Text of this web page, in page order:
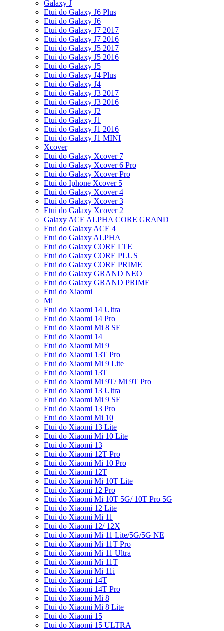
Galaxy J
Etui do Galaxy J6 Plus
Etui do Galaxy J6
Etui do Galaxy J7 2017
Etui do Galaxy J7 2016
Etui do Galaxy J5 2017
Etui do Galaxy J5 2016
Etui do Galaxy J5
Etui do Galaxy J4 Plus
Etui do Galaxy J4
Etui do Galaxy J3 2017
Etui do Galaxy J3 2016
Etui do Galaxy J2
Etui do Galaxy J1
Etui do Galaxy J1 2016
Etui do Galaxy J1 MINI
Xcover
Etui do Galaxy Xcover 7
Etui do Galaxy Xcover 6 Pro
Etui do Galaxy Xcover Pro
Etui do Iphone Xcover 5
Etui do Galaxy Xcover 4
Etui do Galaxy Xcover 3
Etui do Galaxy Xcover 2
Galaxy ACE ALPHA CORE GRAND
Etui do Galaxy ACE 4
Etui do Galaxy ALPHA
Etui do Galaxy CORE LTE
Etui do Galaxy CORE PLUS
Etui do Galaxy CORE PRIME
Etui do Galaxy GRAND NEO
Etui do Galaxy GRAND PRIME
Etui do Xiaomi
Mi
Etui do Xiaomi 14 Ultra
Etui do Xiaomi 14 Pro
Etui do Xiaomi Mi 8 SE
Etui do Xiaomi 14
Etui do Xiaomi Mi 9
Etui do Xiaomi 13T Pro
Etui do Xiaomi Mi 9 Lite
Etui do Xiaomi 13T
Etui do Xiaomi Mi 9T/ Mi 9T Pro
Etui do Xiaomi 13 Ultra
Etui do Xiaomi Mi 9 SE
Etui do Xiaomi 13 Pro
Etui do Xiaomi Mi 10
Etui do Xiaomi 13 Lite
Etui do Xiaomi Mi 10 Lite
Etui do Xiaomi 13
Etui do Xiaomi 12T Pro
Etui do Xiaomi Mi 10 Pro
Etui do Xiaomi 12T
Etui do Xiaomi Mi 10T Lite
Etui do Xiaomi 12 Pro
Etui do Xiaomi Mi 10T 5G/ 10T Pro 5G
Etui do Xiaomi 12 Lite
Etui do Xiaomi Mi 11
Etui do Xiaomi 12/ 12X
Etui do Xiaomi Mi 11 Lite/5G/5G NE
Etui do Xiaomi Mi 11T Pro
Etui do Xiaomi Mi 11 Ultra
Etui do Xiaomi Mi 11T
Etui do Xiaomi Mi 11i
Etui do Xiaomi 14T
Etui do Xiaomi 14T Pro
Etui do Xiaomi Mi 8
Etui do Xiaomi Mi 8 Lite
Etui do Xiaomi 15
Etui do Xiaomi 15 ULTRA